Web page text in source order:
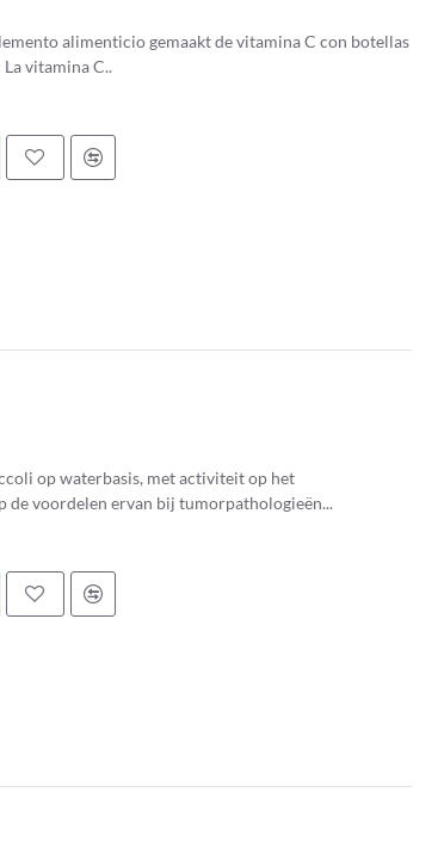
de acero inoxidable, acerola y ascorbina. Vitamina C propia: La vitamina C..
op waterbasis, met activiteit op het
de voordelen ervan bij tumorpathologieën...